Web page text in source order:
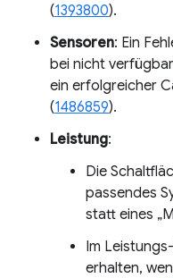
(1393800).
Sensoren: Ein
bei nicht
ein erfolgreicher
(1486859).
Leistung:
Die
passendes
statt eines
Im
erhalten,